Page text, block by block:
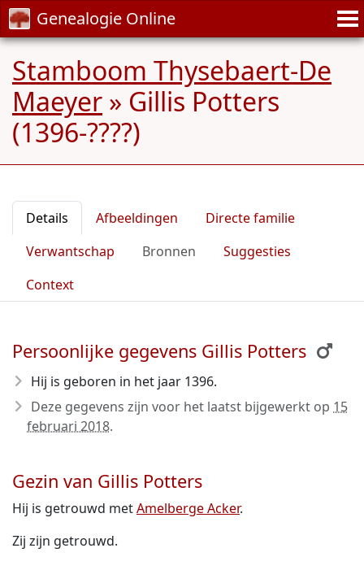
Genealogie Online
Stamboom Thysebaert-De
Maeyer » Gillis Potters
(1396-????)
Details Afbeeldingen
Directe familie
Verwantschap
Bronnen
Suggesties
Context
Persoonlijke gegevens Gillis Potters
Hij is geboren in het jaar 1396.
Deze gegevens zijn voor het laatst bijgewerkt op 15
februari 2018.
Gezin van Gillis Potters
Hij is getrouwd metAmelberge Acker.
Zij zijn getrouwd.